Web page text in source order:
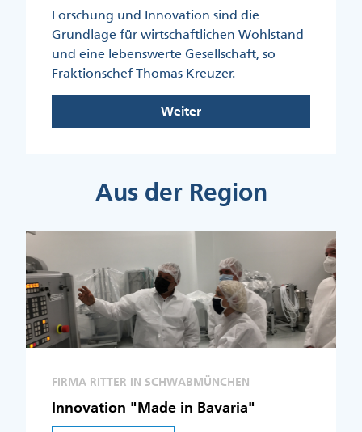
Forschung und Innovation sind die
Grundlage für wirtschaftlichen Wohlstand
und eine lebenswerte Gesellschaft, so
Fraktionschef Thomas Kreuzer.
Weiter
Aus der Region
FIRMA RITTER IN SCHWABMÜNCHEN
Innovation "Made in Bavaria"